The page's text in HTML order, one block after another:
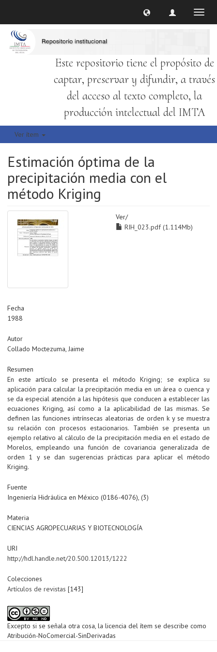
Este repositorio tiene el propósito de
captar, preservar y difundir, a través
del acceso al texto completo, la
producción intelectual del IMTA
Ver ítem
Estimación óptima de la
precipitación media con el
método Kriging
Ver/
RIH_023.pdf (1.114Mb)
Fecha
1988
Autor
Collado Moctezuma, Jaime
Resumen
En este artículo se presenta el método Kriging; se explica su
aplicación para calcular la precipitación media en un área o cuenca y
se da especial atención a las hipótesis que conducen a establecer las
ecuaciones Kriging, así como a la aplicabilidad de las mismas. Se
definen las funciones intrínsecas aleatorias de orden k y se muestra
su relación con procesos estacionarios. También se presenta un
ejemplo relativo al cálculo de la precipitación media en el estado de
Morelos, empleando una función de covariancia generalizada de
orden 1 y se dan sugerencias prácticas para aplicar el método
Kriging.
Fuente
Ingeniería Hidráulica en México (0186-4076), (3)
Materia
CIENCIAS AGROPECUARIAS Y BIOTECNOLOGÍA
URI
http://hdl.handle.net/20.500.12013/1222
Colecciones
Artículos de revistas [143]
Excepto si se señala otra cosa, la licencia del ítem se describe como
Atribución-NoComercial-SinDerivadas